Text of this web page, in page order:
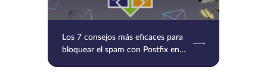
Los 7 consejos más eficaces para
bloquear el spam con Postfix en